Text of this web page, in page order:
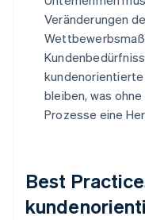
Veränderungen
bleiben, was
Prozesse eine
Best